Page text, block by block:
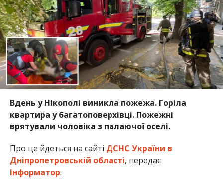
Вдень у Нікополі виникла пожежа. Горіла
квартира у багатоповерхівці. Пожежні
врятували чоловіка з палаючої оселі.
Про це йдеться на сайті ДСНС України в
Дніпропетровській області, передає
Інформатор.